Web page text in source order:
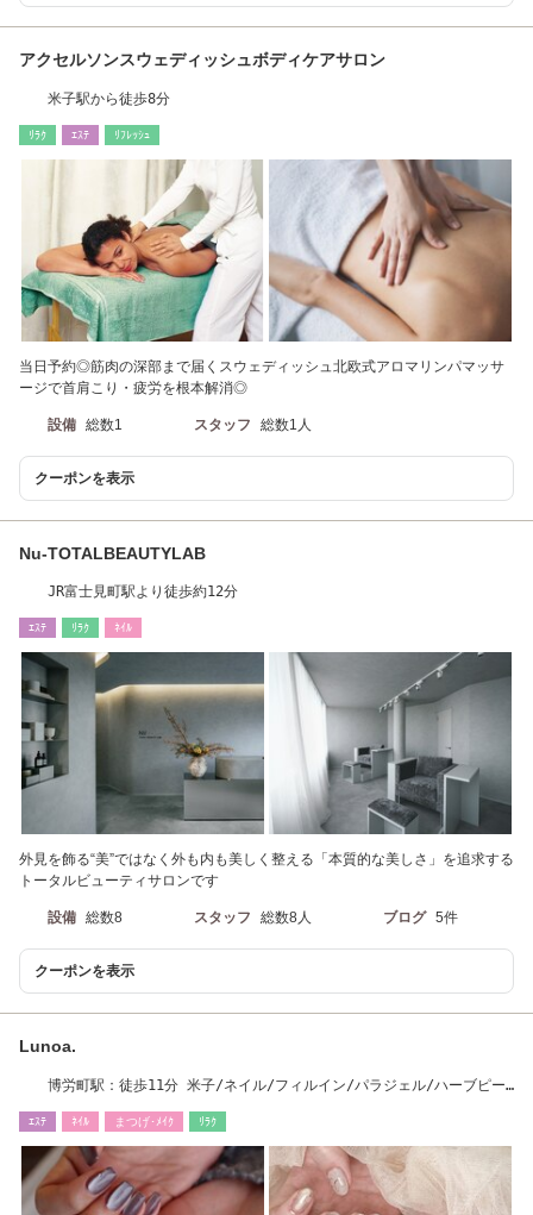
アクセルソンスウェディッシュボディケアサロン
米子駅から徒歩8分
ﾘﾗｸ ｴｽﾃ ﾘﾌﾚｯｼｭ
当日予約◎筋肉の深部まで届くスウェディッシュ北欧式アロマリンパマッサ
ージで首肩こり・疲労を根本解消◎
設備 総数1 スタッフ 総数1人
クーポンを表示
Nu-TOTALBEAUTYLAB
JR富士見町駅より徒歩約12分
ｴｽﾃ ﾘﾗｸ ﾈｲﾙ
外見を飾る“美”ではなく外も内も美しく整える「本質的な美しさ」を追求する
トータルビューティサロンです
設備 総数8 スタッフ 総数8人 ブログ 5件
クーポンを表示
Lunoa.
博労町駅：徒歩11分 米子/ネイル/フィルイン/パラジェル/ハーブピー
ｴｽﾃ ﾈｲﾙ まつげ･ﾒｲｸ ﾘﾗｸ